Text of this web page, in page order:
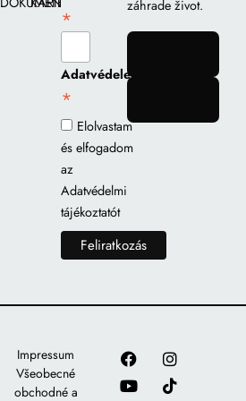
*
Adatvédelem
*
Elolvastam
és elfogadom
az
Adatvédelmi
tájékoztatót
záhrade život.
Impressum
Všeobecné
obchodné a